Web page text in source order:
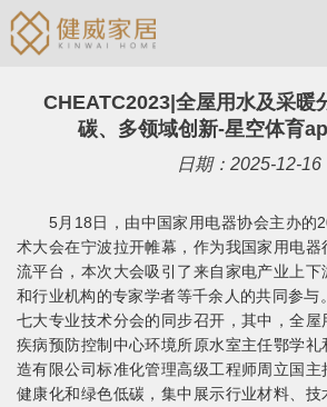
CHEATC2023|全屋用水及采暖
碳、多领域创新-星空体育
日期：2025-12-16
5月18日，由中国家用电器协会主办的
术大会在宁波拉开帷幕，作为我国家用电
流平台，本次大会吸引了来自家电产业上
和行业机构的专家学者等千余人的共同参与
七大专业技术分会的同步召开，其中，全屋
疾病预防控制中心环境所原水室主任鄂学礼
造有限公司标准化管理高级工程师周立国
健康化和绿色低碳，集中展示行业材料、技